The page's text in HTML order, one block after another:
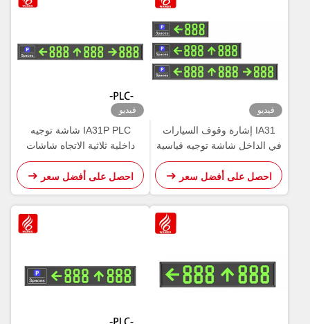
فيديو
IA31 إشارة وقوف السيارات
في الداخل شاشة توجيه قياسية
485 LED PGS
احصل على أفضل سعر
فيديو
IA31P PLC شاشة توجيه
داخلية ثلاثية الاتجاه شاشات
ركن LED
احصل على أفضل سعر